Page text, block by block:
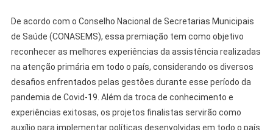
De acordo com o Conselho Nacional de Secretarias Municipais
de Saúde (CONASEMS), essa premiação tem como objetivo
reconhecer as melhores experiências da assistência realizadas
na atenção primária em todo o país, considerando os diversos
desafios enfrentados pelas gestões durante esse período da
pandemia de Covid-19. Além da troca de conhecimento e
experiências exitosas, os projetos finalistas servirão como
auxílio para implementar políticas desenvolvidas em todo o país.